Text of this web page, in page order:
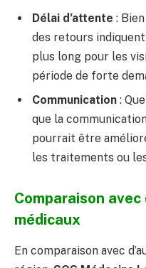
Délai d’attente :
des retours
plus long pour les
période de forte
Communication :
que la
pourrait être
les traitements ou
Comparaison avec
médicaux
En comparaison avec